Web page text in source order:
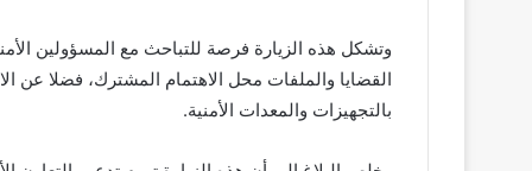
وتشكل هذه الزيارة فرصة للتباحث مع المسؤولين
القضايا والملفات محل الاهتمام المشترك، فضلا عن
بالتجهيزات والمعدات الأمنية.